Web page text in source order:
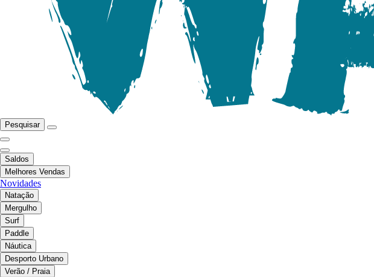
Pesquisar
Saldos
Melhores Vendas
Novidades
Natação
Mergulho
Surf
Paddle
Náutica
Desporto Urbano
Verão / Praia